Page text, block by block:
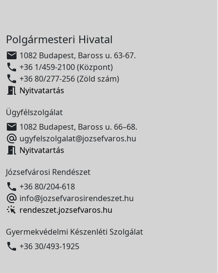
Polgármesteri Hivatal
 1082 Budapest, Baross u. 63-67.
 +36 1/459-2100 (Központ)
 +36 80/277-256 (Zöld szám)
 Nyitvatartás
Ügyfélszolgálat
 1082 Budapest, Baross u. 66–68.
 ugyfelszolgalat@jozsefvaros.hu
 Nyitvatartás
Józsefvárosi Rendészet
 +36 80/204-618
 info@jozsefvarosirendeszet.hu
rendeszet.jozsefvaros.hu
Gyermekvédelmi Készenléti Szolgálat
 +36 30/493-1925